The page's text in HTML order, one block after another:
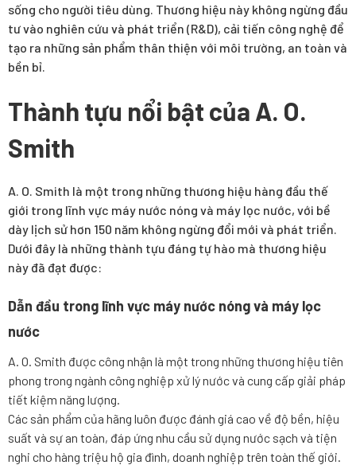
sống cho người tiêu dùng. Thương hiệu này không ngừng đầu
tư vào nghiên cứu và phát triển (R&D), cải tiến công nghệ để
tạo ra những sản phẩm thân thiện với môi trường, an toàn và
bền bỉ.
Thành tựu nổi bật của A. O.
Smith
A. O. Smith là một trong những thương hiệu hàng đầu thế
giới trong lĩnh vực máy nước nóng và máy lọc nước, với bề
dày lịch sử hơn 150 năm không ngừng đổi mới và phát triển.
Dưới đây là những thành tựu đáng tự hào mà thương hiệu
này đã đạt được:
Dẫn đầu trong lĩnh vực máy nước nóng và máy lọc
nước
A. O. Smith được công nhận là một trong những thương hiệu tiên
phong trong ngành công nghiệp xử lý nước và cung cấp giải pháp
tiết kiệm năng lượng.
Các sản phẩm của hãng luôn được đánh giá cao về độ bền, hiệu
suất và sự an toàn, đáp ứng nhu cầu sử dụng nước sạch và tiện
nghi cho hàng triệu hộ gia đình, doanh nghiệp trên toàn thế giới.